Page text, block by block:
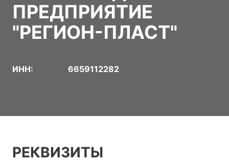
ПРЕДПРИЯТИЕ
"РЕГИОН-ПЛАСТ"
ИНН: 6659112282
РЕКВИЗИТЫ